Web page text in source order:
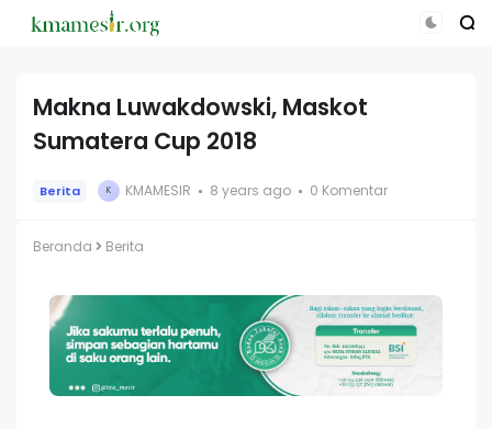
Makna Luwakdowski, Maskot
Sumatera Cup 2018
Berita K KMAMESIR 8 years ago 0 Komentar
Beranda Berita